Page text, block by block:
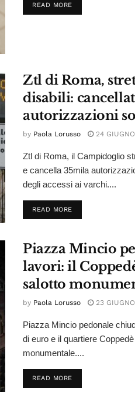
READ MOREDETAILS
Ztl di Roma,
disabili:
autorizzazioni
by Paola Lorusso 24
Ztl di Roma, il Campidoglio
e cancella 35mila
degli accessi ai varchi....
READ MOREDETAILS
Piazza Mincio
lavori: il
salotto
by Paola Lorusso 23
Piazza Mincio pedonale
di euro e il quartiere
monumentale....
READ MOREDETAILS